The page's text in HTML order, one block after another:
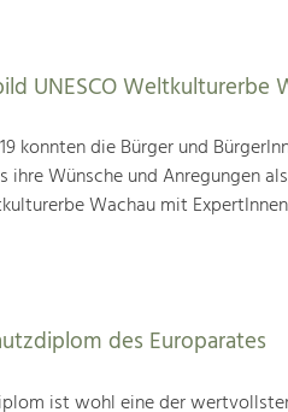
UNESCO Weltkulturerbe
konnten die Bürger und
Wünsche und Anregungen
Wachau mit
des Europarates
ist wohl eine der